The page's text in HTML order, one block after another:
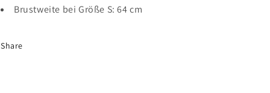
Brustweite bei Größe S: 64 cm
Share